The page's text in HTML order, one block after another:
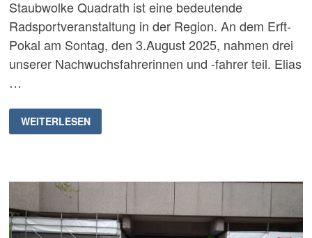
Staubwolke Quadrath ist eine bedeutende
Radsportveranstaltung in der Region. An dem Erft-
Pokal am Sontag, den 3.August 2025, nahmen drei
unserer Nachwuchsfahrerinnen und -fahrer teil. Elias
…
ERFT-
POKAL
IN
WEITERLESEN